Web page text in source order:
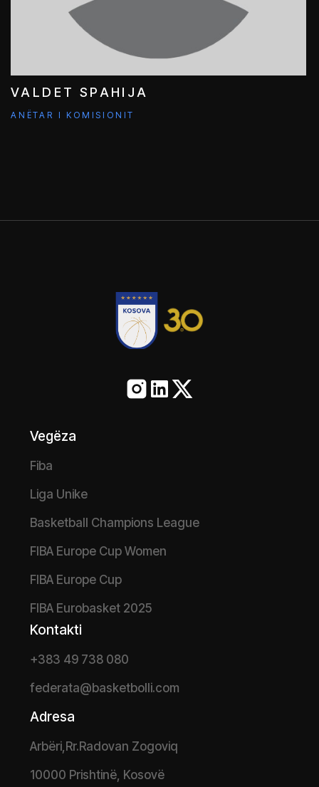
VALDET SPAHIJA
ANËTAR I KOMISIONIT
Vegëza
Fiba
Liga Unike
Basketball Champions League
FIBA Europe Cup Women
FIBA Europe Cup
FIBA Eurobasket 2025
Kontakti
+383 49 738 080
federata@basketbolli.com
Adresa
Arbëri,Rr.Radovan Zogoviq
10000 Prishtinë, Kosovë